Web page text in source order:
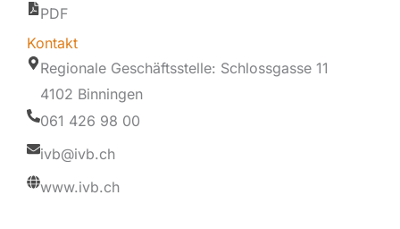
PDF
Kontakt
Regionale Geschäftsstelle: Schlossgasse 11
4102 Binningen
061 426 98 00
ivb@ivb.ch
www.ivb.ch